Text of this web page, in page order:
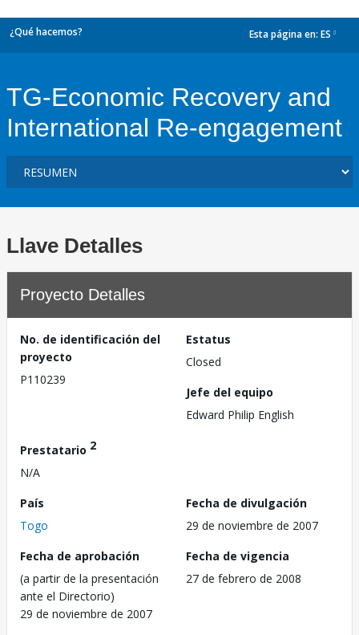
¿Qué hacemos? Esta página en: ES
TG-Economic Recovery and
International Re-engagement
Llave Detalles
Proyecto Detalles
No. de identificación del
proyecto
P110239
Estatus
Closed
Jefe del equipo
Edward Philip English
Prestatario 2
N/A
País
Togo
Fecha de divulgación
29 de noviembre de 2007
Fecha de aprobación
(a partir de la presentación
ante el Directorio)
29 de noviembre de 2007
Fecha de vigencia
27 de febrero de 2008